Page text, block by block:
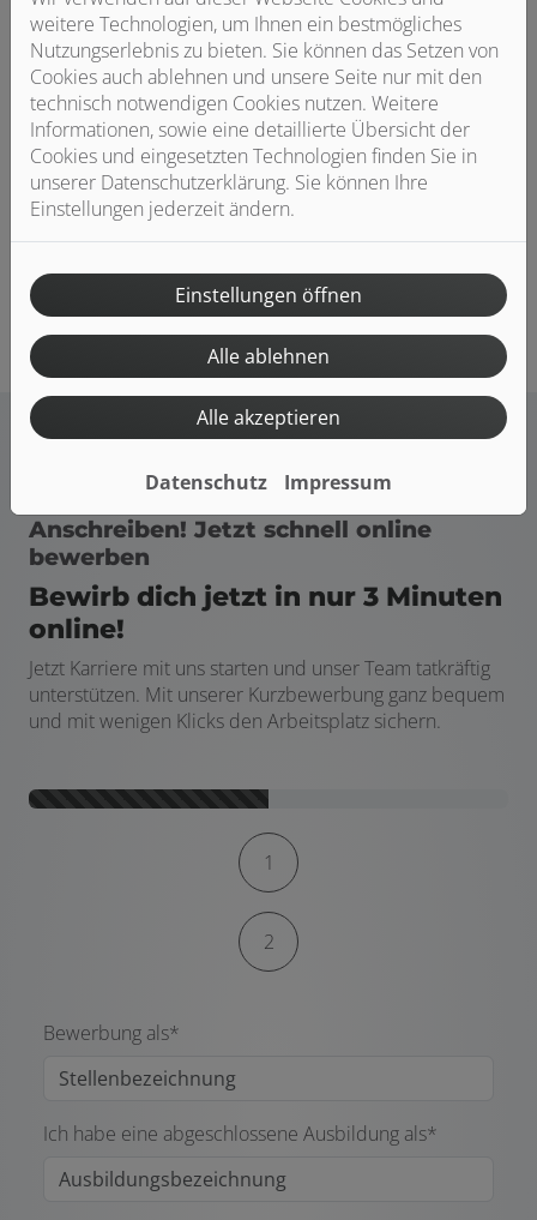
Dazu geht der erste Schritt ganz einfach über unsere
Kurzbewerbung ganz unten, aber auch telefonisch sind
wir jederzeit erreichbar.
Wir freuen uns auf die Zusammenarbeit!
Kontakt
Ansprechpartner: Herr Rudolf Heinrich
E-Mail: info@sanitaer-heinrich.de
Traumjob sichern - ganz ohne
Anschreiben! Jetzt schnell online
bewerben
Bewirb dich jetzt in nur 3 Minuten
online!
Jetzt Karriere mit uns starten und unser Team tatkräftig
unterstützen. Mit unserer Kurzbewerbung ganz bequem
und mit wenigen Klicks den Arbeitsplatz sichern.
Kontaktformular-Fortschritt
1
2
Bewerbung als*
Ich habe eine abgeschlossene Ausbildung als*
weitere Technologien, um Ihnen ein bestmögliches
Nutzungserlebnis zu bieten. Sie können das Setzen von
Cookies auch ablehnen und unsere Seite nur mit den
technisch notwendigen Cookies nutzen. Weitere
Informationen, sowie eine detaillierte Übersicht der
Cookies und eingesetzten Technologien finden Sie in
unserer Datenschutzerklärung. Sie können Ihre
Einstellungen jederzeit ändern.
Einstellungen öffnen
Alle ablehnen
Alle akzeptieren
Datenschutz Impressum